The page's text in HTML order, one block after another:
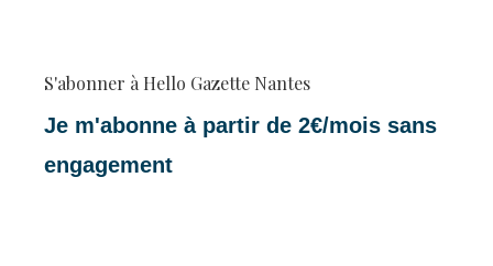
S'abonner à Hello Gazette Nantes
Je m'abonne à partir de 2€/mois sans
engagement